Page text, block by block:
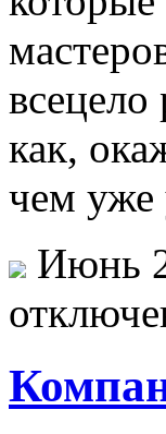
всецело
как,
чем уже
Июнь